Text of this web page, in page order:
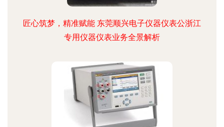
匠心筑梦，精准赋能 东莞顺兴电子仪器仪表公浙江
专用仪器仪表业务全景解析